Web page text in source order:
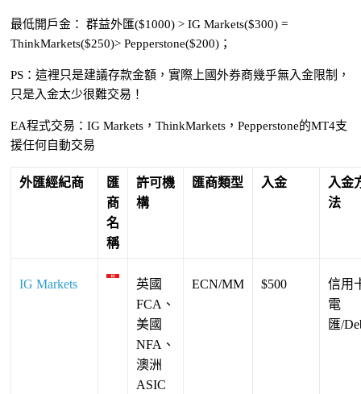
最低開戶金： 群益外匯($1000) > IG Markets($300) =
ThinkMarkets($250)> Pepperstone($200)；
PS：這裡只是建議存款金額，實際上國外券商幾乎無入金限制，
只是入金太少很難交易！
EA程式交易：IG Markets，ThinkMarkets，Pepperstone的MT4支
援任何自動交易
外匯經紀商
匯
商
名
稱
許可機
構
匯商類型 入金
入金
法
IG Markets
英國
FCA、
美國
NFA、
澳洲
ASIC
ECN/MM $500
信用
電
匯/